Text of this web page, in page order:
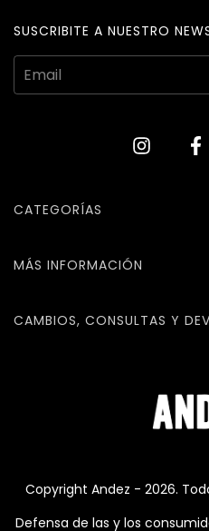
SUSCRIBITE A NUESTRO
CATEGORÍAS
MÁS INFORMACIÓN
CAMBIOS, CONSULTAS Y
Copyright Andez - 2026.
Defensa de las y los